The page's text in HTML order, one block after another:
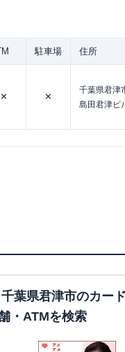
駐車場 住所
✕ ✕
千葉県君津
島田君津ビ
葉県君津市のカー
・ATMを検索